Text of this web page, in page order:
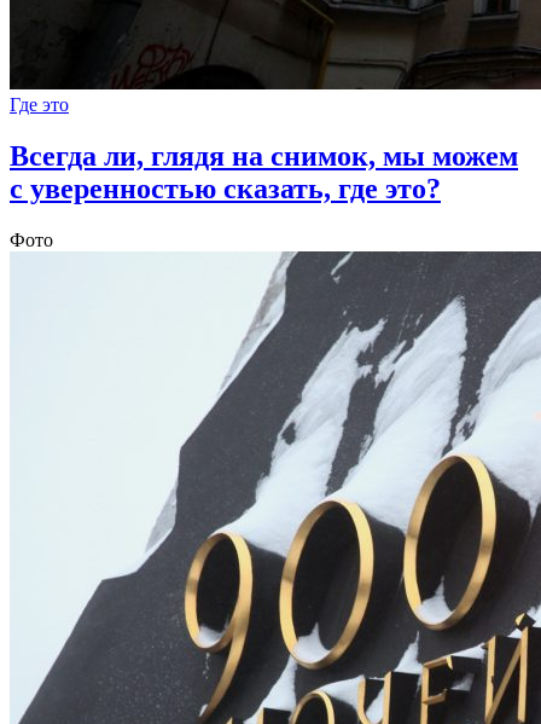
Где это
Всегда ли, глядя на снимок, мы можем
с уверенностью сказать, где это?
Фото